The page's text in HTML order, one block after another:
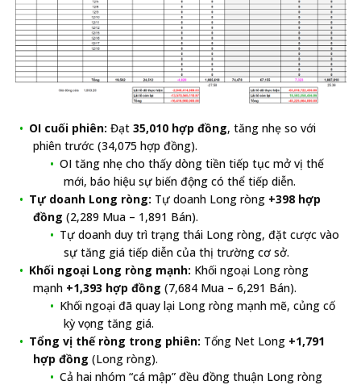
OI cuối phiên: Đạt 35,010 hợp đồng, tăng nhẹ so với
phiên trước (34,075 hợp đồng).
OI tăng nhẹ cho thấy dòng tiền tiếp tục mở vị thế
mới, báo hiệu sự biến động có thể tiếp diễn.
Tự doanh Long ròng: Tự doanh Long ròng +398 hợp
đồng (2,289 Mua – 1,891 Bán).
Tự doanh duy trì trạng thái Long ròng, đặt cược vào
sự tăng giá tiếp diễn của thị trường cơ sở.
Khối ngoại Long ròng mạnh: Khối ngoại Long ròng
mạnh +1,393 hợp đồng (7,684 Mua – 6,291 Bán).
Khối ngoại đã quay lại Long ròng mạnh mẽ, củng cố
kỳ vọng tăng giá.
Tổng vị thế ròng trong phiên: Tổng Net Long +1,791
hợp đồng (Long ròng).
Cả hai nhóm “cá mập” đều đồng thuận Long ròng